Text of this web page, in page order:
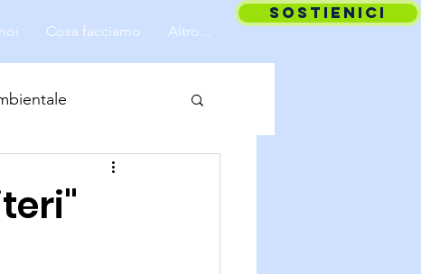
SOSTIENICI
Cosa facciamo Altro...